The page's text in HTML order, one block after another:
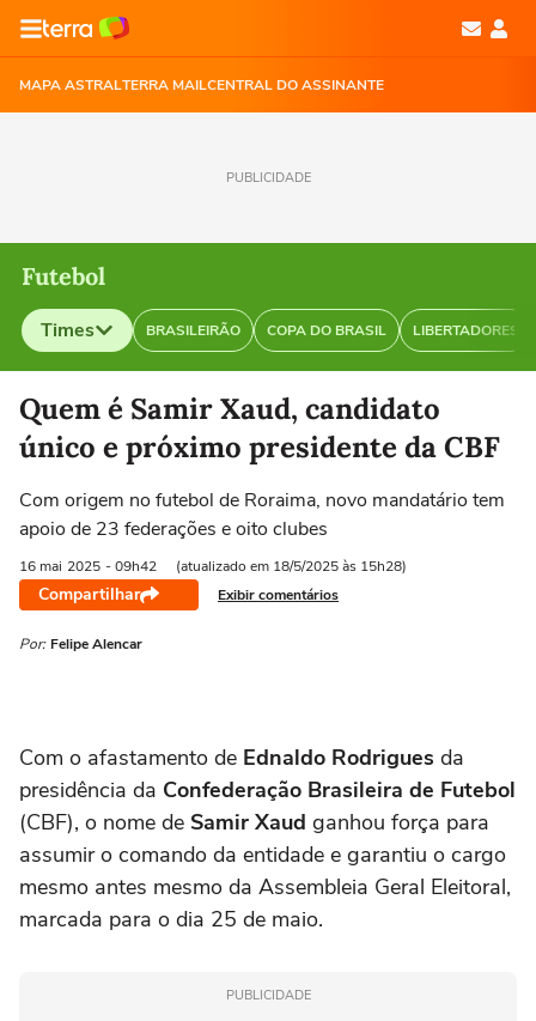
MAPA ASTRALTERRA MAILCENTRAL DO ASSINANTE
PUBLICIDADE
Futebol
Times BRASILEIRÃO COPA DO BRASIL LIBERTADORES
Selecione o time para ver as notícias
Quem é Samir Xaud, candidato
único e próximo presidente da CBF
Com origem no futebol de Roraima, novo mandatário tem
apoio de 23 federações e oito clubes
16 mai 2025 - 09h42 (atualizado em 18/5/2025 às 15h28)
Compartilhar Exibir comentários
Por: Felipe Alencar
Com o afastamento de Ednaldo Rodrigues da
presidência da Confederação Brasileira de Futebol
(CBF), o nome de Samir Xaud ganhou força para
assumir o comando da entidade e garantiu o cargo
mesmo antes mesmo da Assembleia Geral Eleitoral,
marcada para o dia 25 de maio.
PUBLICIDADE